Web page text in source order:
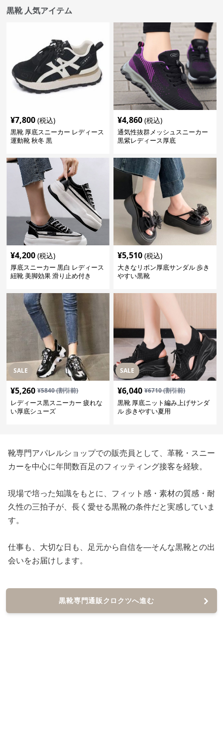
黒靴 人気アイテム
¥7,800 (税込)
黒靴 厚底スニーカー レディース
運動靴 秋冬 黒
¥4,860 (税込)
通気性抜群メッシュスニーカー
黒紫レディース厚底
¥4,200 (税込)
厚底スニーカー 黒白 レディース
紐靴 美脚効果 滑り止め付き
¥5,510 (税込)
大きなリボン厚底サンダル 歩き
やすい黒靴
SALE
¥5,260 ¥5840(割引前)
レディース黒スニーカー 疲れな
い厚底シューズ
SALE
¥6,040 ¥6710(割引前)
黒靴 厚底ニット編み上げサンダ
ル 歩きやすい夏用
靴専門アパレルショップでの販売員として、革靴・スニー
カーを中心に年間数百足のフィッティング接客を経験。
現場で培った知識をもとに、フィット感・素材の質感・耐
久性の三拍子が、長く愛せる黒靴の条件だと実感していま
す。
仕事も、大切な日も、足元から自信を—そんな黒靴との出
会いをお届けします。
黒靴専門通販クロクツへ進む